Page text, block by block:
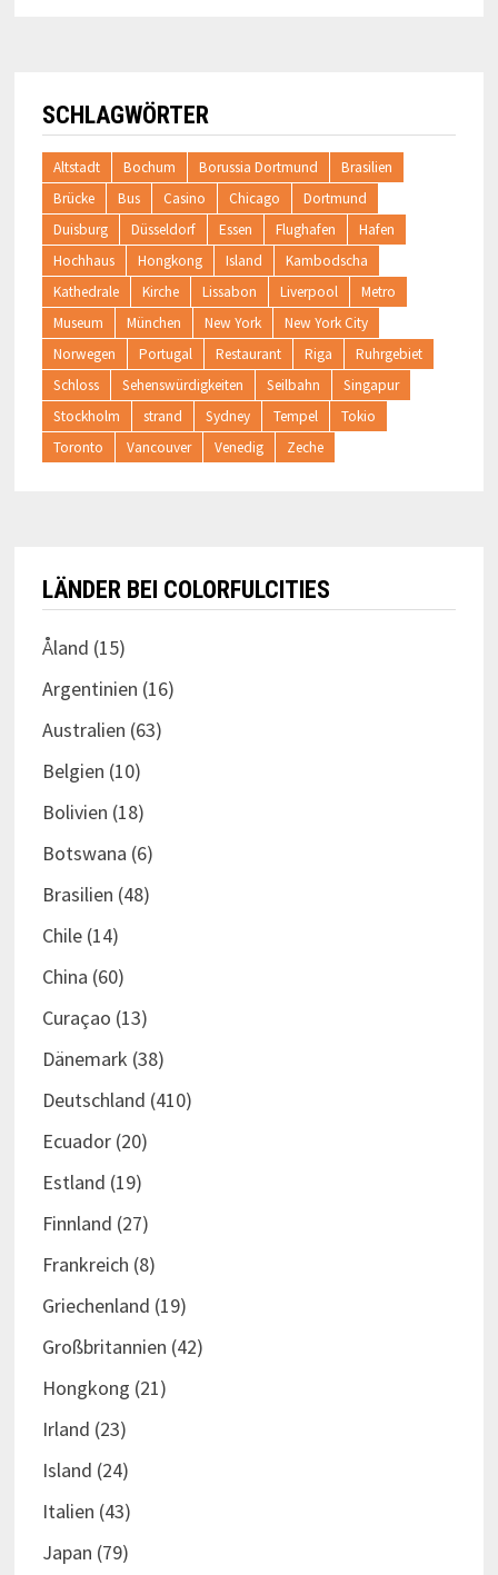
SCHLAGWÖRTER
Altstadt Bochum Borussia Dortmund
Brasilien
Brücke
Bus Casino Chicago
Dortmund
Duisburg
Düsseldorf Essen Flughafen
Hafen
Hochhaus
Hongkong Island
Kambodscha
Kathedrale
Kirche Lissabon Liverpool
Metro
Museum
München New York
New York City
Norwegen
Portugal Restaurant Riga
Ruhrgebiet
Schloss
Sehenswürdigkeiten Seilbahn
Singapur
Stockholm
strand Sydney Tempel
Tokio
Toronto
Vancouver Venedig Zeche
LÄNDER BEI COLORFULCITIES
Åland (15)
Argentinien (16)
Australien (63)
Belgien (10)
Bolivien (18)
Botswana (6)
Brasilien (48)
Chile(14)
China (60)
Curaçao (13)
Dänemark (38)
Deutschland (410)
Ecuador(20)
Estland (19)
Finnland (27)
Frankreich (8)
Griechenland (19)
Großbritannien (42)
Hongkong (21)
Irland (23)
Island (24)
Italien (43)
Japan (79)